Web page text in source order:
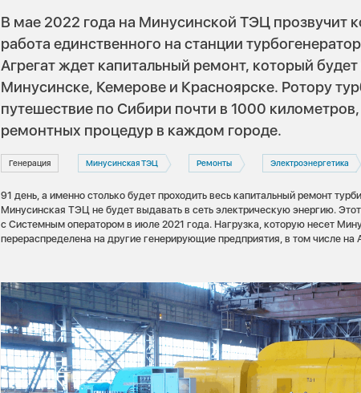
В мае 2022 года на Минусинской ТЭЦ прозвучит
работа единственного на станции
Агрегат ждет капитальный ремонт, который
Минусинске, Кемерове и Красноярске. Ротору
путешествие по Сибири почти в 1000
ремонтных процедур в каждом городе.
Генерация Минусинская ТЭЦ Ремонты Электроэнергетика
91 день, а именно столько будет проходить весь капитальный ремонт
Минусинская ТЭЦ не будет выдавать в сеть электрическую энергию.
с Системным оператором в июле 2021 года. Нагрузка, которую несет
перераспределена на другие генерирующие предприятия, в том числе